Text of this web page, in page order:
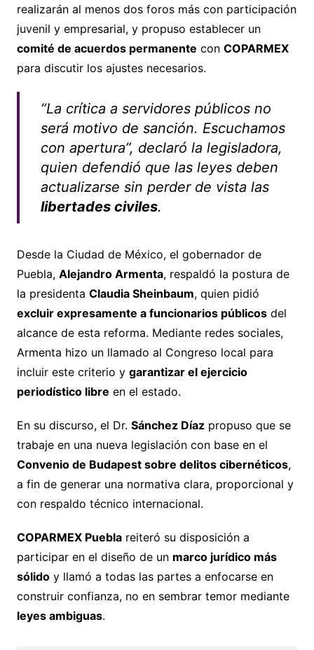
realizarán al menos dos foros más con participación
juvenil y empresarial, y propuso establecer un
comité de acuerdos permanente con COPARMEX
para discutir los ajustes necesarios.
“La crítica a servidores públicos no
será motivo de sanción. Escuchamos
con apertura”, declaró la legisladora,
quien defendió que las leyes deben
actualizarse sin perder de vista las
libertades civiles.
Desde la Ciudad de México, el gobernador de
Puebla, Alejandro Armenta, respaldó la postura de
la presidenta Claudia Sheinbaum, quien pidió
excluir expresamente a funcionarios públicosdel
alcance de esta reforma. Mediante redes sociales,
Armenta hizo un llamado al Congreso local para
incluir este criterio y garantizar el ejercicio
periodístico libre en el estado.
En su discurso, el Dr. Sánchez Díazpropuso que se
trabaje en una nueva legislación con base en el
Convenio de Budapest sobre delitos cibernéticos,
a fin de generar una normativa clara, proporcional y
con respaldo técnico internacional.
COPARMEX Pueblareiteró su disposición a
participar en el diseño de un marco jurídico más
sólidoy llamó a todas las partes a enfocarse en
construir confianza, no en sembrar temor mediante
leyes ambiguas.